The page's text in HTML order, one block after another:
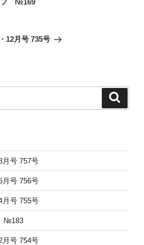
12月号 735号
月号 757号
月号 756号
月号 755号
№183
月号 754号